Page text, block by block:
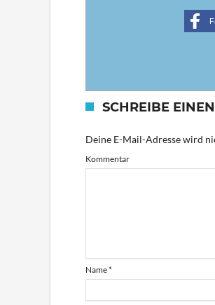
SCHREIBE
Deine E-Mail-Adresse wird
Kommentar
Name*